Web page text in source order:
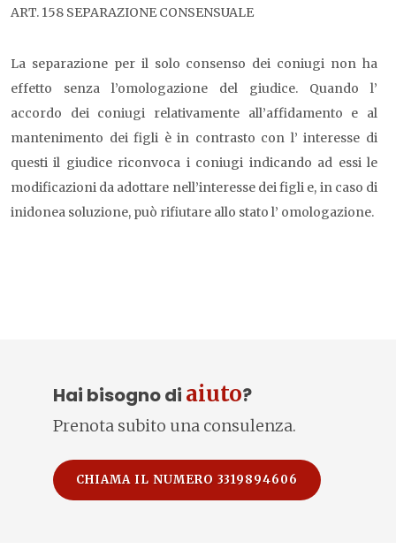
ART. 158 SEPARAZIONE CONSENSUALE
La separazione per il solo consenso dei coniugi non ha
effetto senza l’omologazione del giudice. Quando l’
accordo dei coniugi relativamente all’affidamento e al
mantenimento dei figli è in contrasto con l’ interesse di
questi il giudice riconvoca i coniugi indicando ad essi le
modificazioni da adottare nell’interesse dei figli e, in caso di
inidonea soluzione, può rifiutare allo stato l’ omologazione.
Hai bisogno di aiuto?
Prenota subito una consulenza.
CHIAMA IL NUMERO 3319894606